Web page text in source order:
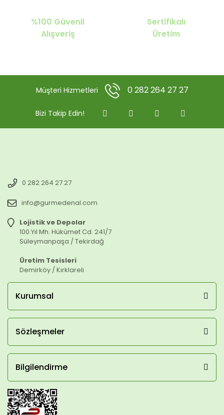
%100 Güvenli
Alışveriş
Sertifikalı
Üretim
Müşteri Hizmetleri 0 282 264 27 27
Bizi Takip Edin!
0 282 264 27 27
info@gurmedenal.com
Lojistik ve Depolar
100.Yıl Mh. Hükümet Cd. 241/7
Süleymanpaşa / Tekirdağ
Üretim Tesisleri
Demirköy / Kırklareli
Kurumsal
Sözleşmeler
Bilgilendirme